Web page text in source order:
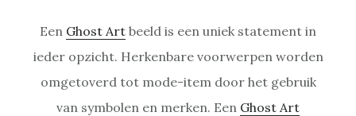
Een Ghost Art beeld is een uniek statement in
ieder opzicht. Herkenbare voorwerpen worden
omgetoverd tot mode-item door het gebruik
van symbolen en merken. Een Ghost Art